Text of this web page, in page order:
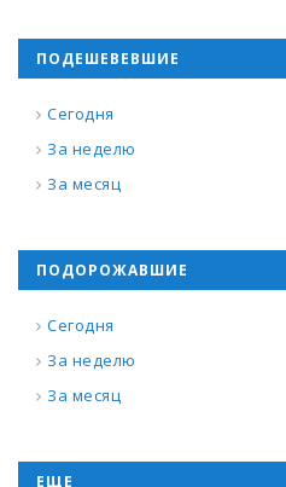
ПОДЕШЕВЕВШИЕ
Сегодня
За неделю
За месяц
ПОДОРОЖАВШИЕ
Сегодня
За неделю
За месяц
ЕЩЕ